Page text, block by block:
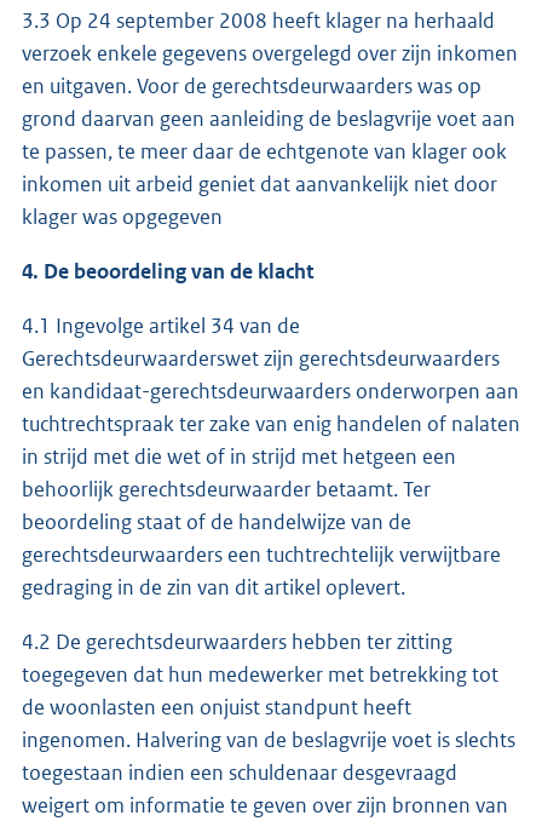
3.3 Op 24 september 2008 heeft klager na herhaald
verzoek enkele gegevens overgelegd over zijn inkomen
en uitgaven. Voor de gerechtsdeurwaarders was op
grond daarvan geen aanleiding de beslagvrije voet aan
te passen, te meer daar de echtgenote van klager ook
inkomen uit arbeid geniet dat aanvankelijk niet door
klager was opgegeven
4. De beoordeling van de klacht
4.1 Ingevolge artikel 34 van de
Gerechtsdeurwaarderswet zijn gerechtsdeurwaarders
en kandidaat-gerechtsdeurwaarders onderworpen aan
tuchtrechtspraak ter zake van enig handelen of nalaten
in strijd met die wet of in strijd met hetgeen een
behoorlijk gerechtsdeurwaarder betaamt. Ter
beoordeling staat of de handelwijze van de
gerechtsdeurwaarders een tuchtrechtelijk verwijtbare
gedraging in de zin van dit artikel oplevert.
4.2 De gerechtsdeurwaarders hebben ter zitting
toegegeven dat hun medewerker met betrekking tot
de woonlasten een onjuist standpunt heeft
ingenomen. Halvering van de beslagvrije voet is slechts
toegestaan indien een schuldenaar desgevraagd
weigert om informatie te geven over zijn bronnen van